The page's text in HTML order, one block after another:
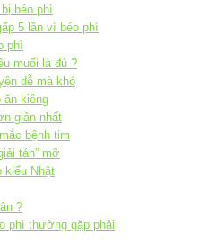
béo phì
5 lần vì béo phì
phì
muối là đủ ?
dễ mà khó
ăn kiêng
giản nhất
bệnh tim
tán” mỡ
kiểu Nhật
?
phì thường gặp phải